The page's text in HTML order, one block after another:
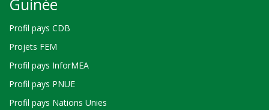
Guinée
Profil pays CDB
Projets FEM
Profil pays InforMEA
Profil pays PNUE
Profil pays Nations Unies